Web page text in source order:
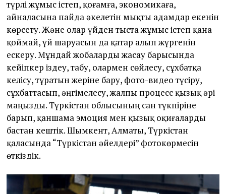
түрлі жұмыс істеп, қоғамға, экономикаға,
айналасына пайда әкелетін мықты адамдар екенін
көрсету. Және олар үйден тыста жұмыс істеп қана
қоймай, үй шаруасын да қатар алып жүргенін
ескеру. Мұндай жобаларды жасау барысында
кейіпкер іздеу, табу, олармен сөйлесу, сұхбатқа
келісу, тұратын жеріне бару, фото-видео түсіру,
сұхбаттасып, әңгімелесу, жалпы процесс қызық әрі
маңызды. Түркістан облысының сан түкпіріне
барып, қаншама эмоция мен қызық оқиғаларды
бастан кештік. Шымкент, Алматы, Түркістан
қаласында “Түркістан әйелдері” фотокөрмесін
өткіздік.